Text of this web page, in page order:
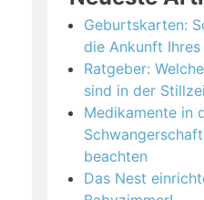
Geburtskarten:
die Ankunft Ihres
Ratgeber:
sind in der
Medikamente in
beachten
Das Nest